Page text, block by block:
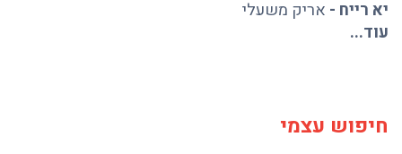
יא רייח - אריק משעלי
עוד...
חיפוש עצמי